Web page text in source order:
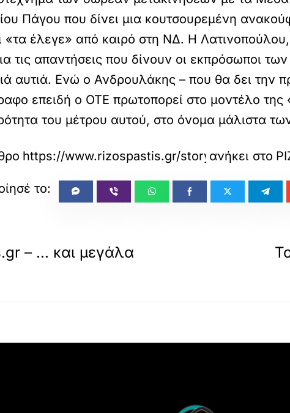
Πάγου που δίνει μια κουτσουρεμένη
«τα έλεγε» από καιρό στη ΝΔ. Η
τις απαντήσεις που δίνουν οι εκπρόσωποι των
αυτιά. Ενώ ο Ανδρουλάκης – που θα δει την
επειδή ο ΟΤΕ πρωτοπορεί στο μοντέλο
του μέτρου αυτού, στο όνομα μάλιστα
https://www.rizospastis.gr/ ανήκει στο
– … και μεγάλα